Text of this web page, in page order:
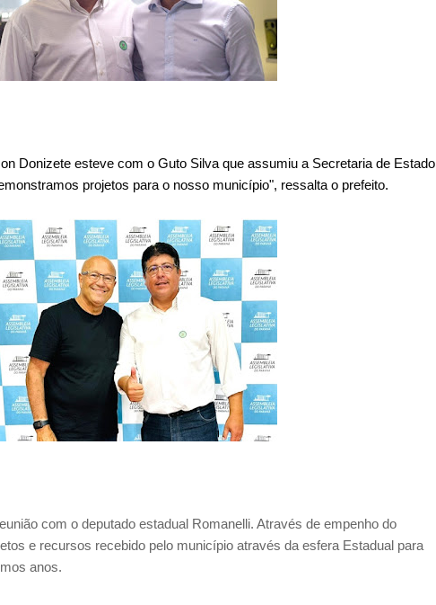
Donizete esteve com o Guto Silva que assumiu a Secretaria de Estado
projetos para o nosso município", ressalta o prefeito.
com o deputado estadual Romanelli. Através de empenho do
e recursos recebido pelo município através da esfera Estadual para
anos.